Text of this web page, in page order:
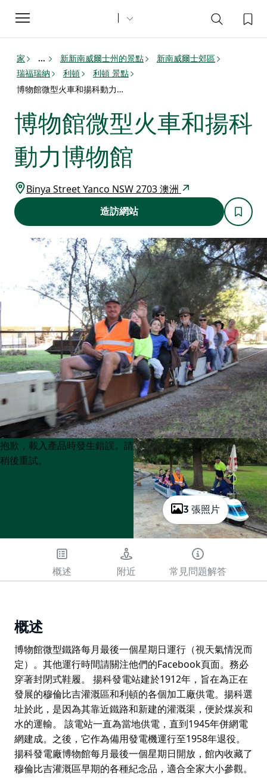
Toggle
navigation
家 ... 新新南威爾士州的景點
新南威爾士郊區
瑞福瑞納
利頓
利頓 景點
博物館微型火車和揚科動力博物館
博物館微型火車和揚科
動力博物館
Binya Street Yanco NSW 2703 澳洲
造訪網站
3 張照片
Product
List
Product
List
抱歉，載入產品時發生錯誤。請
稍後重試。
概述 附近 常見問題解答
概述
博物館微型鐵路每月最後一個星期日運行（視天氣情況而
定）。其他運行時間請關注他們的Facebook頁面。務必
穿著封閉式鞋履。 揚科發電站建於1912年，旨在為正在
發展的穆倫比吉灌溉區和利頓的各個加工廠供電。揚科選
址於此，是因為其靠近鐵路和新建的灌溉渠，便於煤炭和
水的運輸。 該電站一直為當地供電，直到1945年併網電
網建成。之後，它作為備用發電機運行至1958年退役。
揚科發電廠博物館每月最後一個星期日開放，館內收藏了
穆倫比吉灌溉區早期的各種紀念品，適合全家大小參觀。